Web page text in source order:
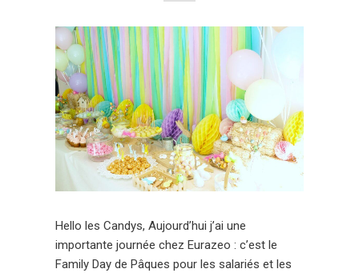
Hello les Candys, Aujourd’hui j’ai une
importante journée chez Eurazeo : c’est le
Family Day de Pâques pour les salariés et les